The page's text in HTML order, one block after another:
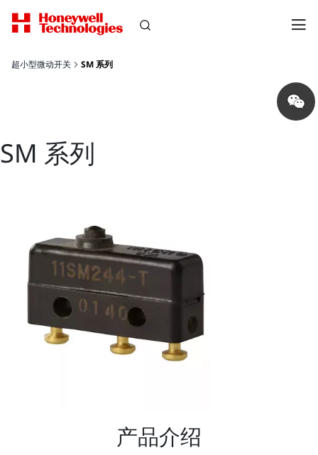
超小型微动开关 SM 系列
Share
on
wechat
SM 系列
产品介绍